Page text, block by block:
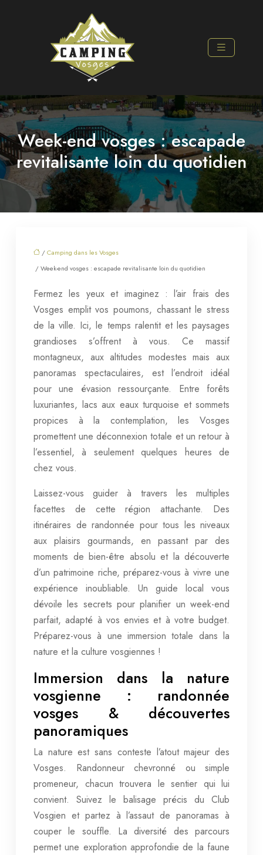
Week-end vosges : escapade
revitalisante loin du quotidien
/Camping dans les Vosges
/ Week-end vosges : escapade revitalisante loin du quotidien
Fermez les yeux et imaginez : l’air frais des
Vosges emplit vos poumons, chassant le stress
de la ville. Ici, le temps ralentit et les paysages
grandioses s’offrent à vous. Ce massif
montagneux, aux altitudes modestes mais aux
panoramas spectaculaires, est l’endroit idéal
pour une évasion ressourçante. Entre forêts
luxuriantes, lacs aux eaux turquoise et sommets
propices à la contemplation, les Vosges
promettent une déconnexion totale et un retour à
l’essentiel, à seulement quelques heures de
chez vous.
Laissez-vous guider à travers les multiples
facettes de cette région attachante. Des
itinéraires de randonnée pour tous les niveaux
aux plaisirs gourmands, en passant par des
moments de bien-être absolu et la découverte
d’un patrimoine riche, préparez-vous à vivre une
expérience inoubliable. Un guide local vous
dévoile les secrets pour planifier un week-end
parfait, adapté à vos envies et à votre budget.
Préparez-vous à une immersion totale dans la
nature et la culture vosgiennes !
Immersion dans la nature
vosgienne : randonnée
vosges & découvertes
panoramiques
La nature est sans conteste l’atout majeur des
Vosges. Randonneur chevronné ou simple
promeneur, chacun trouvera le sentier qui lui
convient. Suivez le balisage précis du Club
Vosgien et partez à l’assaut de panoramas à
couper le souffle. La diversité des parcours
permet une exploration approfondie de la faune